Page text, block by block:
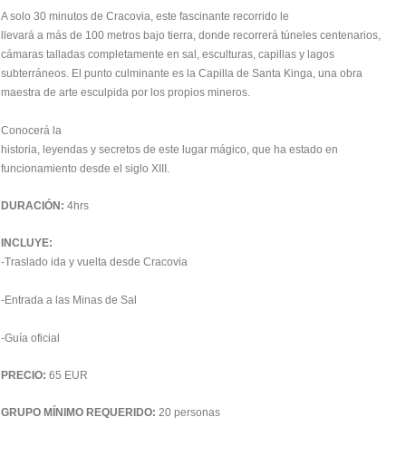
A solo 30 minutos de Cracovia, este fascinante recorrido le
llevará a más de 100 metros bajo tierra, donde recorrerá túneles centenarios,
cámaras talladas completamente en sal, esculturas, capillas y lagos
subterráneos. El punto culminante es la Capilla de Santa Kinga, una obra
maestra de arte esculpida por los propios mineros.
Conocerá la
historia, leyendas y secretos de este lugar mágico, que ha estado en
funcionamiento desde el siglo XIII.
DURACIÓN: 4hrs
INCLUYE:
-Traslado ida y vuelta desde Cracovia
-Entrada a las Minas de Sal
-Guía oficial
PRECIO: 65 EUR
GRUPO MÍNIMO REQUERIDO: 20 personas